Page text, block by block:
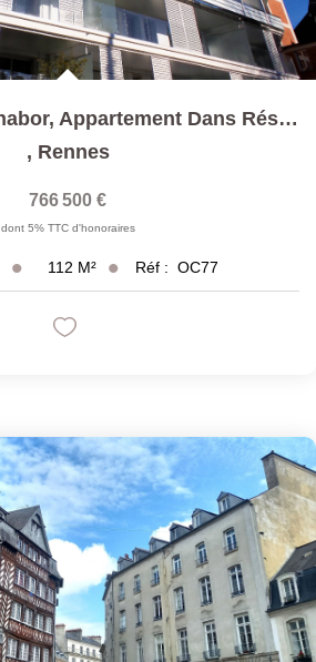
Rennes Centre Thabor, Appartement Dans Résidence De...
, Rennes
766 500 €
dont 5% TTC d'honoraires
112 M² Réf : OC77